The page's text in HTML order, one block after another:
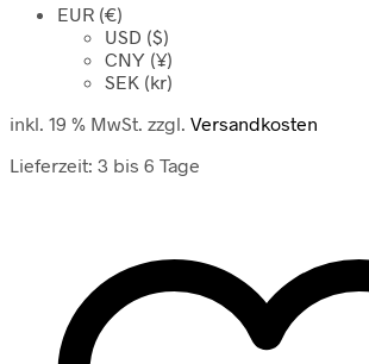
EUR (€)
USD ($)
CNY (¥)
SEK (kr)
inkl. 19 % MwSt. zzgl. Versandkosten
Lieferzeit: 3 bis 6 Tage